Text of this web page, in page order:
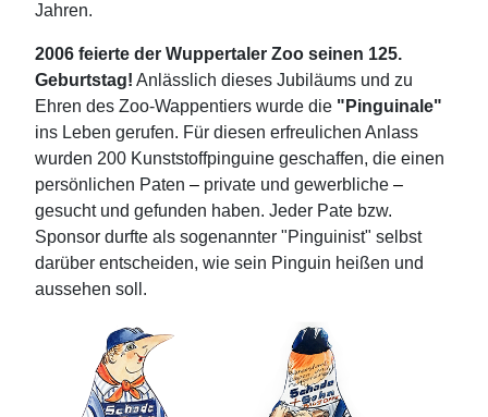
Jahren.
2006 feierte der Wuppertaler Zoo seinen 125.
Geburtstag! Anlässlich dieses Jubiläums und zu
Ehren des Zoo-Wappentiers wurde die "Pinguinale"
ins Leben gerufen. Für diesen erfreulichen Anlass
wurden 200 Kunststoffpinguine geschaffen, die einen
persönlichen Paten – private und gewerbliche –
gesucht und gefunden haben. Jeder Pate bzw.
Sponsor durfte als sogenannter "Pinguinist" selbst
darüber entscheiden, wie sein Pinguin heißen und
aussehen soll.